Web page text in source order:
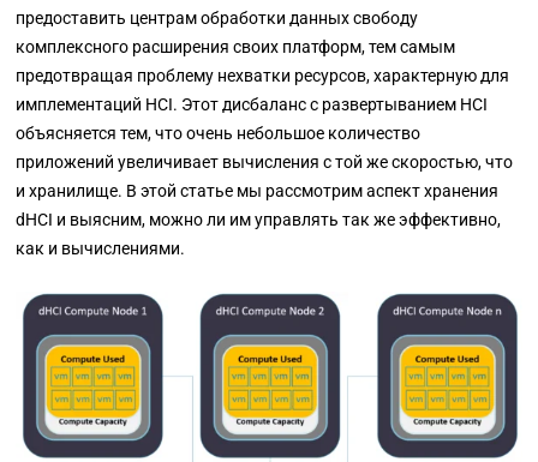
предоставить центрам обработки данных свободу
комплексного расширения своих платформ, тем самым
предотвращая проблему нехватки ресурсов, характерную для
имплементаций HCI. Этот дисбаланс с развертыванием HCI
объясняется тем, что очень небольшое количество
приложений увеличивает вычисления с той же скоростью, что
и хранилище. В этой статье мы рассмотрим аспект хранения
dHCI и выясним, можно ли им управлять так же эффективно,
как и вычислениями.